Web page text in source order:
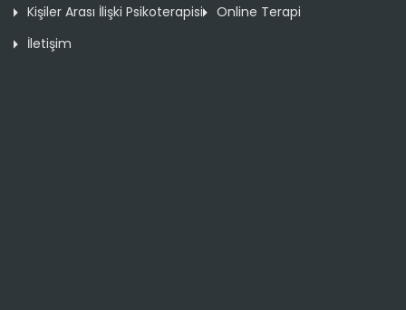
Kişiler Arası İlişki Psikoterapisi
Online Terapi
İletişim